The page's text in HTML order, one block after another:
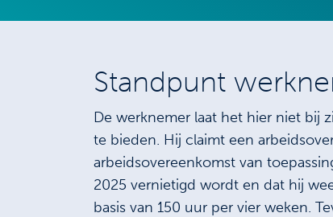
Standpunt
De werknemer laat het hier niet bij
te bieden. Hij claimt een
arbeidsovereenkomst van
2025 vernietigd wordt en dat hij
basis van 150 uur per vier weken.